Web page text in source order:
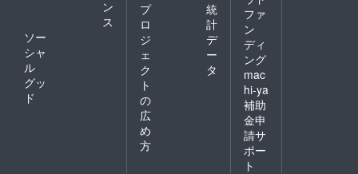
ン
ス
ソー
シャ
ル
グッ
ド
プ
ロ
ジ
ェ
ク
ト
の
広
め
方
統
計
デ
ー
タ
ファ
ン
ディ
ング
mac
hi-ya
補助
金申
請サ
ポー
ト